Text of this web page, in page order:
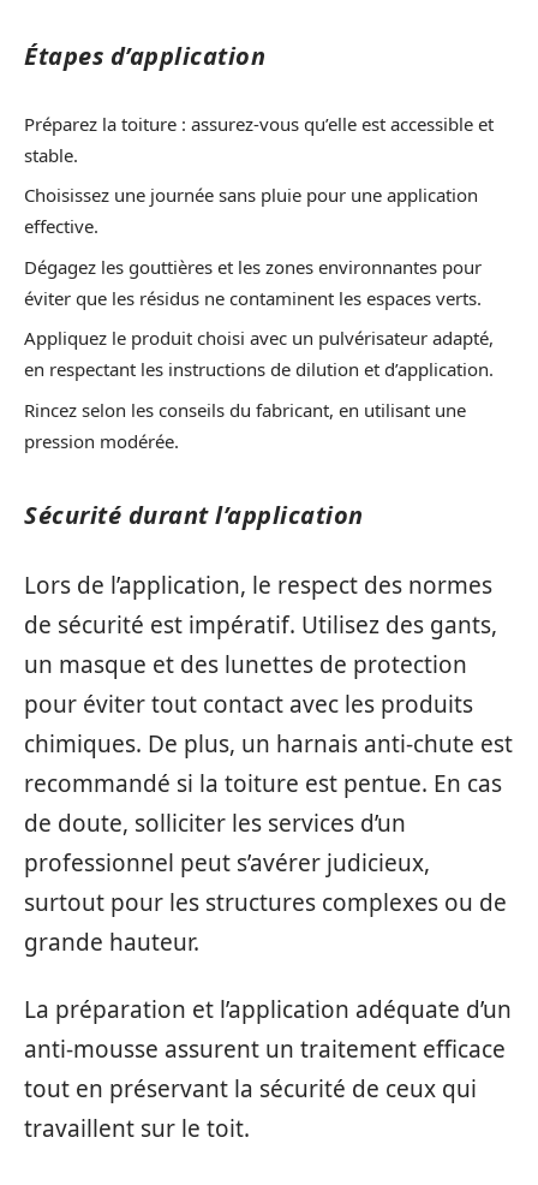
Étapes d’application
Préparez la toiture : assurez-vous qu’elle est accessible et
stable.
Choisissez une journée sans pluie pour une application
effective.
Dégagez les gouttières et les zones environnantes pour
éviter que les résidus ne contaminent les espaces verts.
Appliquez le produit choisi avec un pulvérisateur adapté,
en respectant les instructions de dilution et d’application.
Rincez selon les conseils du fabricant, en utilisant une
pression modérée.
Sécurité durant l’application
Lors de l’application, le respect des normes
de sécurité est impératif. Utilisez des gants,
un masque et des lunettes de protection
pour éviter tout contact avec les produits
chimiques. De plus, un harnais anti-chute est
recommandé si la toiture est pentue. En cas
de doute, solliciter les services d’un
professionnel peut s’avérer judicieux,
surtout pour les structures complexes ou de
grande hauteur.
La préparation et l’application adéquate d’un
anti-mousse assurent un traitement efficace
tout en préservant la sécurité de ceux qui
travaillent sur le toit.